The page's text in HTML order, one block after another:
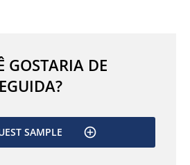
GOSTARIA DE
SAMPLE